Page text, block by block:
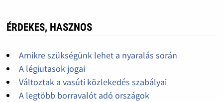
ÉRDEKES, HASZNOS
Amikre szükségünk lehet a nyaralás során
A légiutasok jogai
Változtak a vasúti közlekedés szabályai
A legtöbb borravalót adó országok